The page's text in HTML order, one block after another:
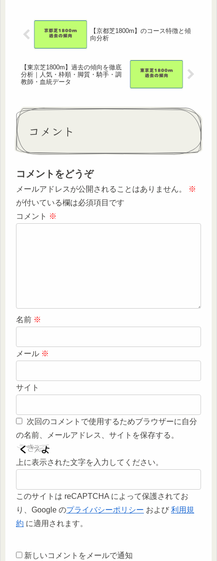
【京都芝1800m】のコース特徴と傾
向分析
【東京芝1800m】過去の傾向を徹底
分析｜人気・枠順・脚質・騎手・調
教師・血統データ
コメント
コメントをどうぞ
メールアドレスが公開されることはありません。
※
が付いている欄は必須項目です
コメント ※
名前 ※
メール ※
サイト
次回のコメントで使用するためブラウザーに自分
の名前、メールアドレス、サイトを保存する。
上に表示された文字を入力してください。
このサイトは reCAPTCHA によって保護されてお
り、Google のプライバシーポリシー および 利用規
約 に適用されます。
新しいコメントをメールで通知